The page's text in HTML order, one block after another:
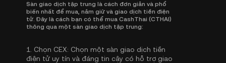
Sàn giao dịch tập trung là cách đơn giản và phổ
biến nhất để mua, nắm giữ và giao dịch tiền điện
tử. Đây là cách bạn có thể mua CashThai (CTHAI)
thông qua một sàn giao dịch tập trung:
1. Chọn CEX: Chọn một sàn giao dịch tiền
điện tử uy tín và đáng tin cậy có hỗ trợ giao